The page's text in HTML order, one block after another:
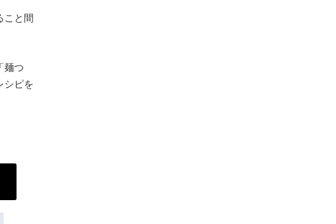
こと間
麺つ
シピを